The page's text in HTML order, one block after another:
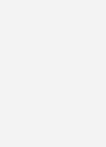
sind keine guten
geeignet, zu zeigen, was
Version einer
es dank Klempnertechnik
Bauteile auf
zu montieren.
alles machen“ sucht
zur Ausführung von